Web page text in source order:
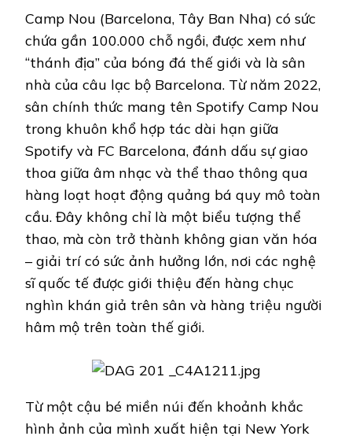
Camp Nou (Barcelona, Tây Ban Nha) có sức
chứa gần 100.000 chỗ ngồi, được xem như
“thánh địa” của bóng đá thế giới và là sân
nhà của câu lạc bộ Barcelona. Từ năm 2022,
sân chính thức mang tên Spotify Camp Nou
trong khuôn khổ hợp tác dài hạn giữa
Spotify và FC Barcelona, đánh dấu sự giao
thoa giữa âm nhạc và thể thao thông qua
hàng loạt hoạt động quảng bá quy mô toàn
cầu. Đây không chỉ là một biểu tượng thể
thao, mà còn trở thành không gian văn hóa
– giải trí có sức ảnh hưởng lớn, nơi các nghệ
sĩ quốc tế được giới thiệu đến hàng chục
nghìn khán giả trên sân và hàng triệu người
hâm mộ trên toàn thế giới.
Từ một cậu bé miền núi đến khoảnh khắc
hình ảnh của mình xuất hiện tại New York